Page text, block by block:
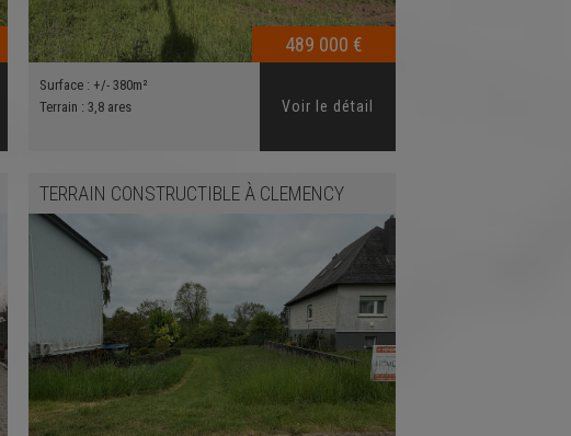
Surface : +/- 380m²
Terrain :3,8 ares
489 000 €
Voir le détail
TERRAIN CONSTRUCTIBLE À CLEMENCY